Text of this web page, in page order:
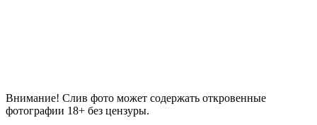
Внимание! Слив фото может содержать откровенные
фотографии 18+ без цензуры.